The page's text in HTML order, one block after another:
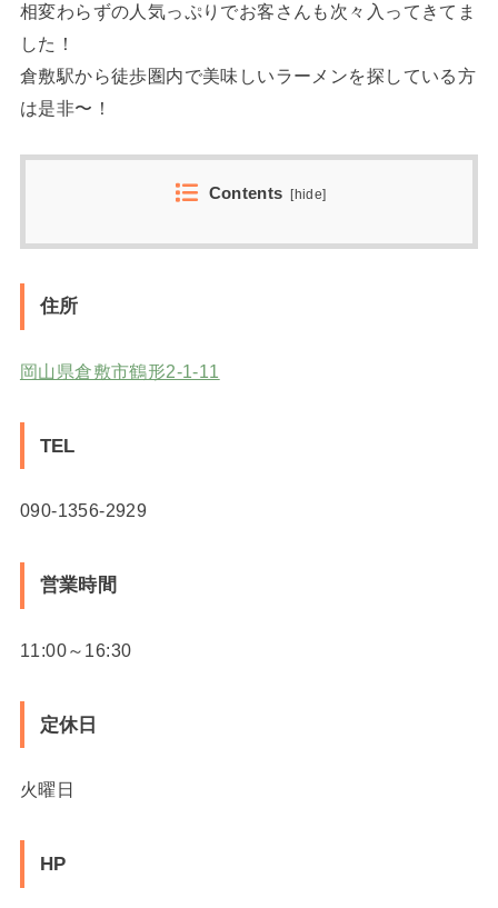
相変わらずの人気っぷりでお客さんも次々入ってきてま
した！
倉敷駅から徒歩圏内で美味しいラーメンを探している方
は是非〜！
Contents [hide]
住所
岡山県倉敷市鶴形2-1-11
TEL
090-1356-2929
営業時間
11:00～16:30
定休日
火曜日
HP